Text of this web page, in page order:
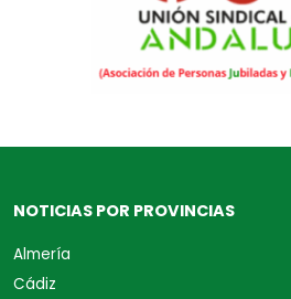
NOTICIAS POR PROVINCIAS
Almería
Cádiz